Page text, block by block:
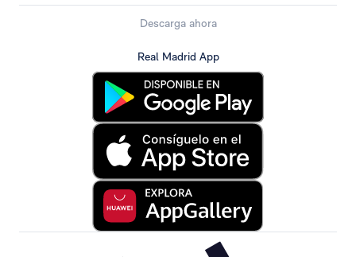
Descarga ahora
Real Madrid App